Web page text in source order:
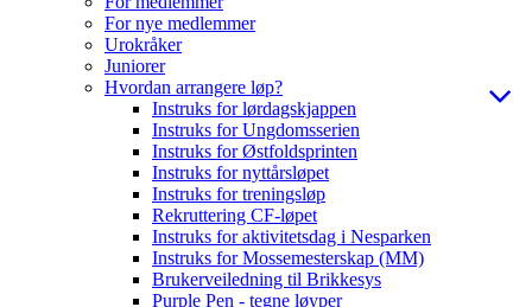
For nye medlemmer
Urokråker
Juniorer
Hvordan arrangere løp?
Instruks for lørdagskjappen
Instruks for Ungdomsserien
Instruks for Østfoldsprinten
Instruks for nyttårsløpet
Instruks for treningsløp
Rekruttering CF-løpet
Instruks for aktivitetsdag i Nesparken
Instruks for Mossemesterskap (MM)
Brukerveiledning til Brikkesys
Purple Pen - tegne løyper